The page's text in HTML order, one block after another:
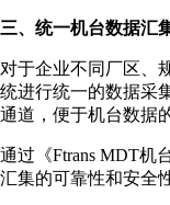
三、统⼀机台数据汇
对于企业不同⼚区、
统进⾏统⼀的数据采
通道，便于机台数据
通过《Ftrans MDT机
汇集的可靠性和安全